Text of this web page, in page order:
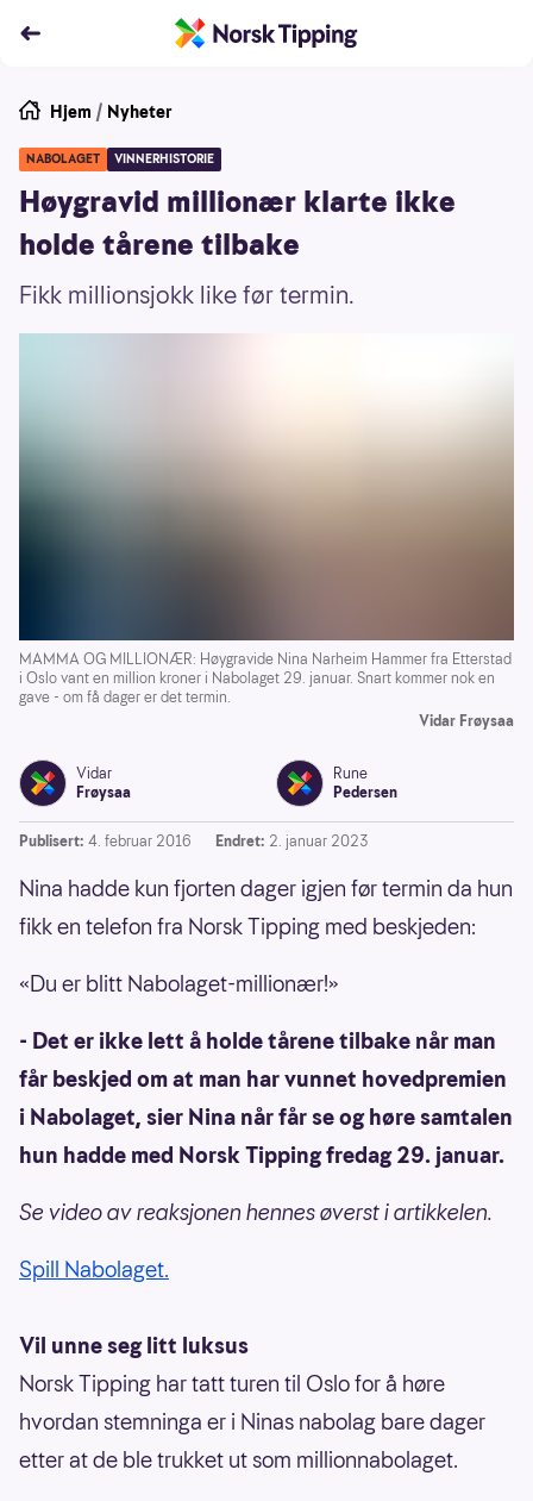
Hjem / Nyheter
NABOLAGET VINNERHISTORIE
Høygravid millionær klarte ikke
holde tårene tilbake
Fikk millionsjokk like før termin.
MAMMA OG MILLIONÆR: Høygravide Nina Narheim Hammer fra Etterstad
i Oslo vant en million kroner i Nabolaget 29. januar. Snart kommer nok en
gave - om få dager er det termin.
Vidar Frøysaa
Vidar
Frøysaa
Rune
Pedersen
Publisert: 4. februar 2016 Endret: 2. januar 2023
Nina hadde kun fjorten dager igjen før termin da hun
fikk en telefon fra Norsk Tipping med beskjeden:
«Du er blitt Nabolaget-millionær!»
- Det er ikke lett å holde tårene tilbake når man
får beskjed om at man har vunnet hovedpremien
i Nabolaget, sier Nina når får se og høre samtalen
hun hadde med Norsk Tipping fredag 29. januar.
Se video av reaksjonen hennes øverst i artikkelen.
Spill Nabolaget.
Vil unne seg litt luksus
Norsk Tipping har tatt turen til Oslo for å høre
hvordan stemninga er i Ninas nabolag bare dager
etter at de ble trukket ut som millionnabolaget.